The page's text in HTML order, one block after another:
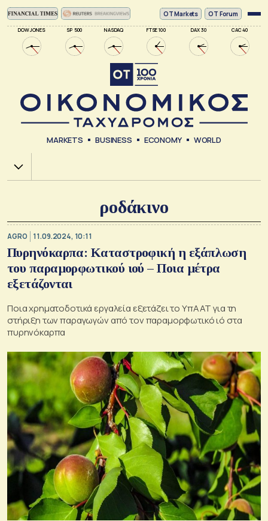
DOW JONES SP 500 NASDAQ FTSE 100 DAX 30 CAC 40
ΟΤ Markets OT Forum
MARKETS BUSINESS ECONOMY WORLD
Χ.Α.
ροδάκινο
AGRO 11.09.2024, 10:11
Πυρηνόκαρπα: Καταστροφική η εξάπλωση
του παραμορφωτικού ιού – Ποια μέτρα
εξετάζονται
Ποια χρηματοδοτικά εργαλεία εξετάζει το ΥπΑΑΤ για τη
στήριξη των παραγωγών από τον παραμορφωτικό ιό στα
πυρηνόκαρπα